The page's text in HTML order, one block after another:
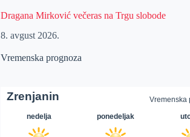
Dragana Mirković večeras na Trgu slobode
8. avgust 2026.
Vremenska prognoza